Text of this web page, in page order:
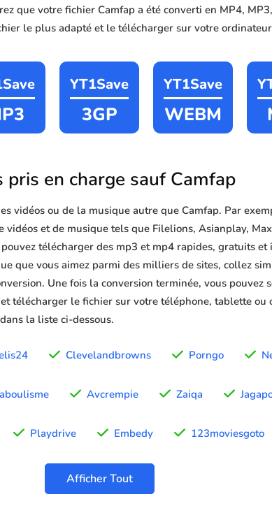
que votre fichier Camfap a été converti en MP4,
le plus adapté et le télécharger sur votre
YT1Save
3GP
YT1Save
WEBM
pris en charge sauf Camfap
vidéos ou de la musique autre que Camfap. Par
vidéos et de musique tels que Filelions, Asianplay,
télécharger des mp3 et mp4 rapides, gratuits
que vous aimez parmi des milliers de sites, collez
Une fois la conversion terminée, vous pouvez
télécharger le fichier sur votre téléphone, tablette ou
la liste ci-dessous.
Clevelandbrowns Porngo
Avcrempie Zaiqa
Playdrive Embedy 123moviesgoto
Afficher Tout